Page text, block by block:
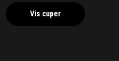
Vis cuper